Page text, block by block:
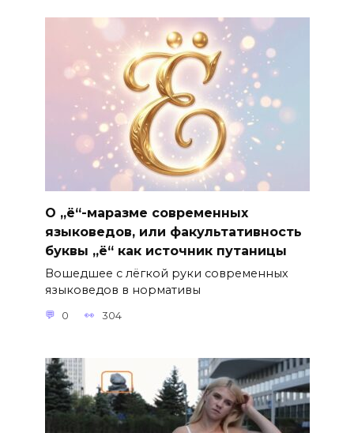
О „ё“-маразме современных
языковедов, или факультативность
буквы „ё“ как источник путаницы
Вошедшее с лёгкой руки современных
языковедов в нормативы
0 304